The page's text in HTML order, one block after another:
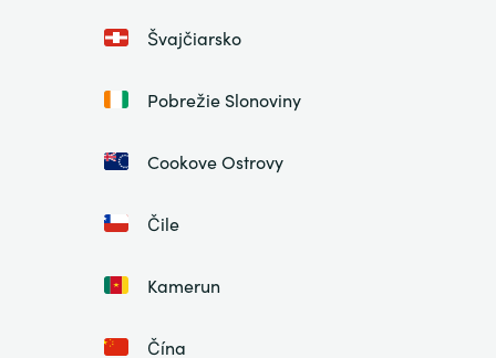
Švajčiarsko
Pobrežie Slonoviny
Cookove Ostrovy
Čile
Kamerun
Čína